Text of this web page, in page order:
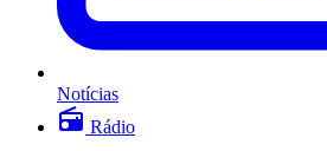
Notícias
Rádio